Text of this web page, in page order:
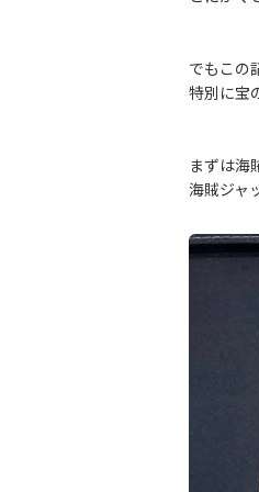
でもこの
特別に宝
まずは海
海賊ジャ